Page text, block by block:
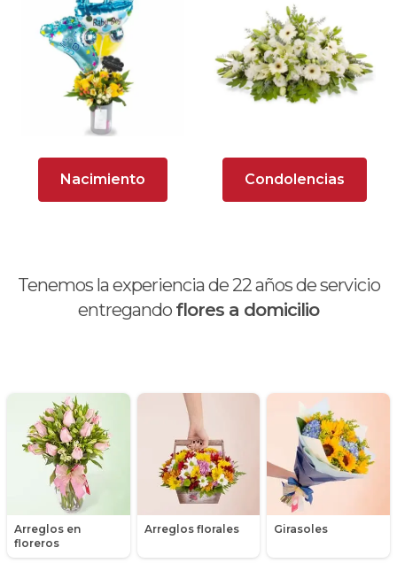
Nacimiento Condolencias
Tenemos la experiencia de 22años de servicio
entregando flores a domicilio
Arreglos en
floreros
Arreglos florales Girasoles